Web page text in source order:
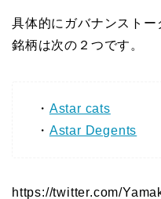
具体的にガバナンスト
銘柄は次の２つです。
・ Astar cats
・ Astar Degents
https://twitter.com/